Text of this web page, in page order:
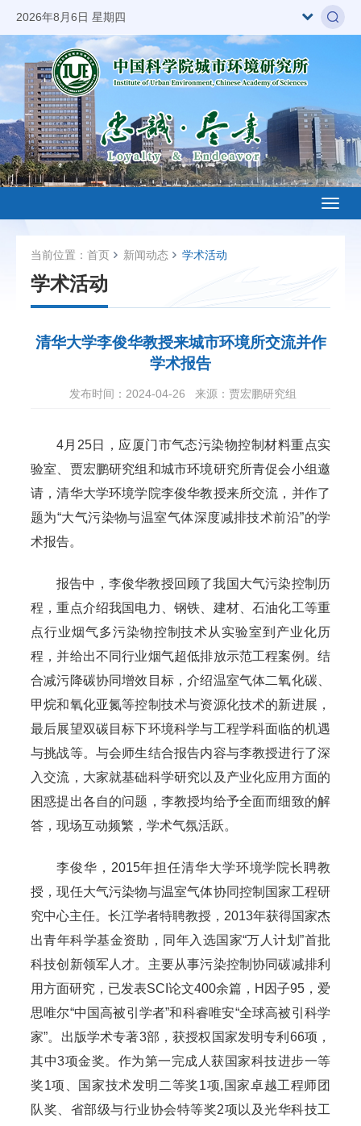
2026年8月6日 星期四
当前位置： 首页 新闻动态 学术活动
学术活动
清华大学李俊华教授来城市环境所交流并作
学术报告
发布时间：2024-04-26 来源：贾宏鹏研究组
4月25日，应厦门市气态污染物控制材料重点实
验室、贾宏鹏研究组和城市环境研究所青促会小组邀
请，清华大学环境学院李俊华教授来所交流，并作了
题为“大气污染物与温室气体深度减排技术前沿”的学
术报告。
报告中，李俊华教授回顾了我国大气污染控制历
程，重点介绍我国电力、钢铁、建材、石油化工等重
点行业烟气多污染物控制技术从实验室到产业化历
程，并给出不同行业烟气超低排放示范工程案例。结
合减污降碳协同增效目标，介绍温室气体二氧化碳、
甲烷和氧化亚氮等控制技术与资源化技术的新进展，
最后展望双碳目标下环境科学与工程学科面临的机遇
与挑战等。与会师生结合报告内容与李教授进行了深
入交流，大家就基础科学研究以及产业化应用方面的
困惑提出各自的问题，李教授均给予全面而细致的解
答，现场互动频繁，学术气氛活跃。
李俊华，2015年担任清华大学环境学院长聘教
授，现任大气污染物与温室气体协同控制国家工程研
究中心主任。长江学者特聘教授，2013年获得国家杰
出青年科学基金资助，同年入选国家“万人计划”首批
科技创新领军人才。主要从事污染控制协同碳减排利
用方面研究，已发表SCI论文400余篇，H因子95，爱
思唯尔“中国高被引学者”和科睿唯安“全球高被引科学
家”。出版学术专著3部，获授权国家发明专利66项，
其中3项金奖。作为第一完成人获国家科技进步一等
奖1项、国家技术发明二等奖1项,国家卓越工程师团
队奖、省部级与行业协会特等奖2项以及光华科技工